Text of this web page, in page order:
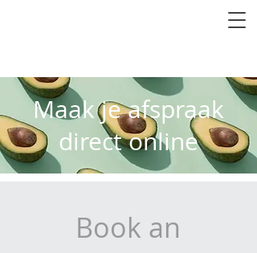
Maak je afspraak
direct online
Book an